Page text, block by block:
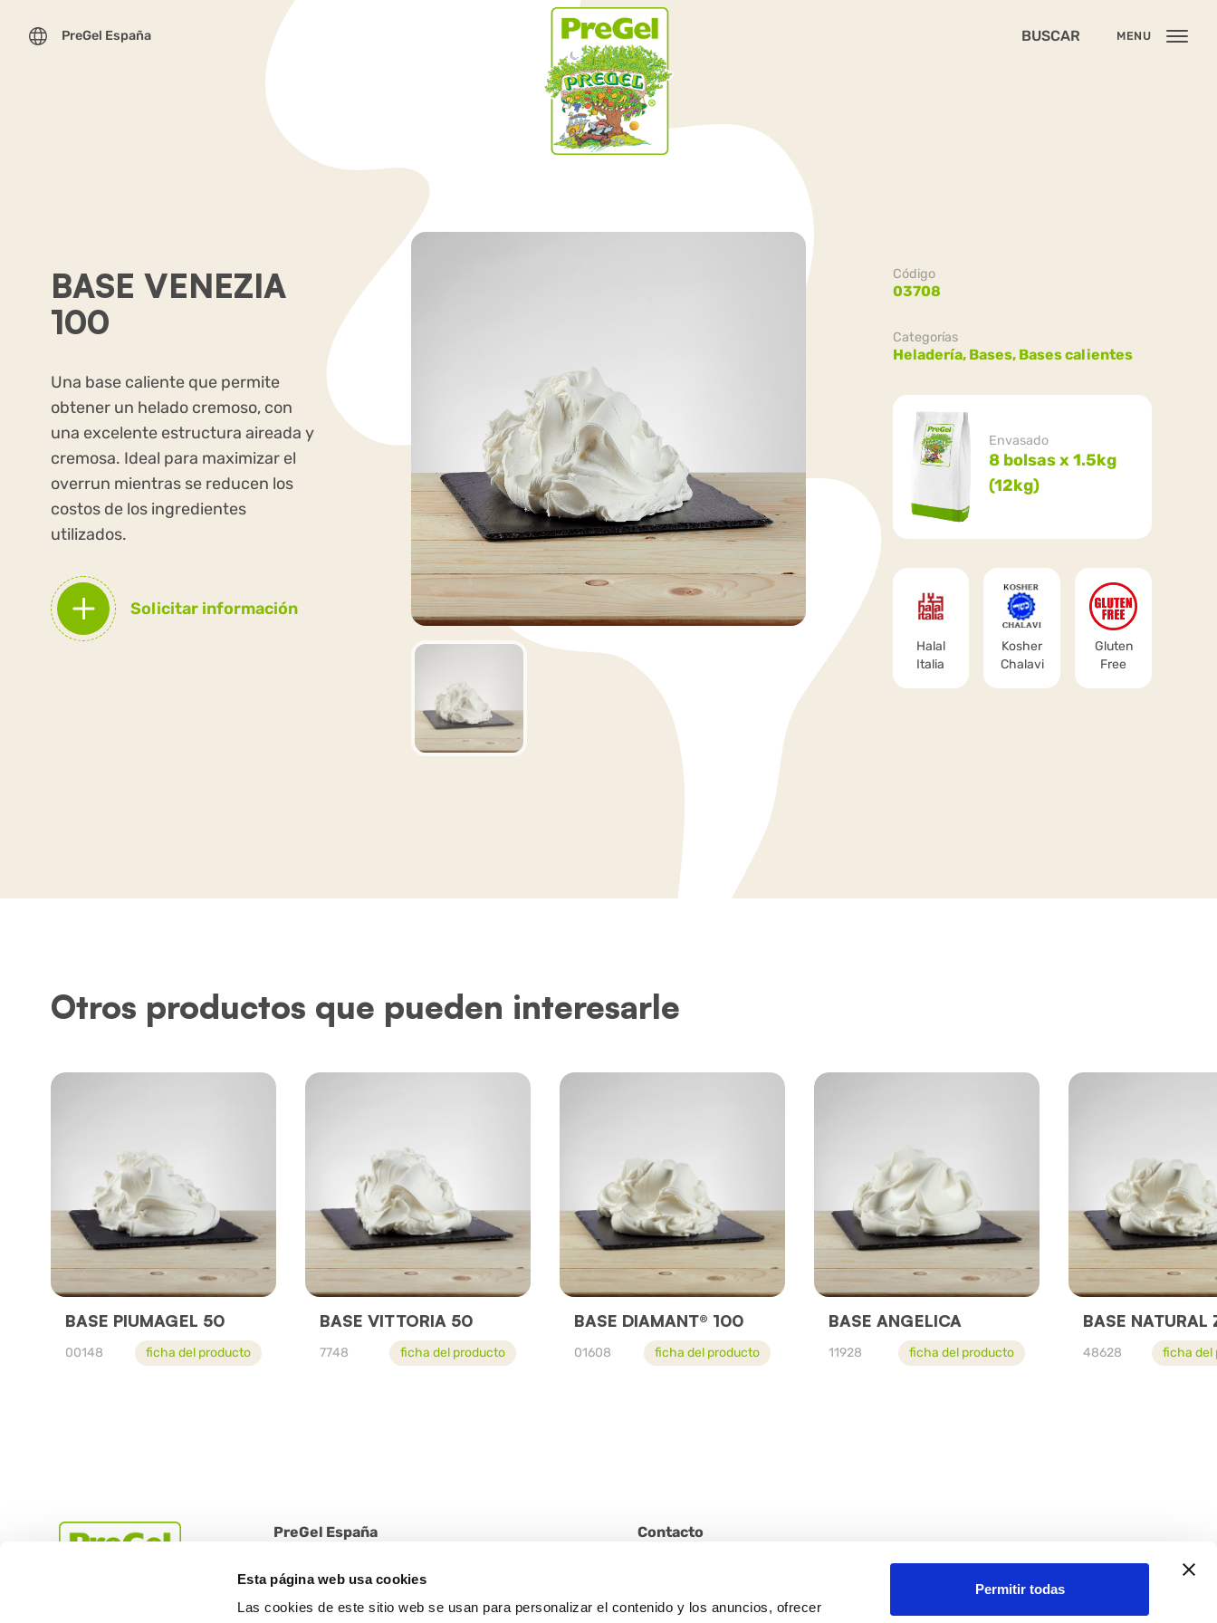
Esta página web usa cookies
Las cookies de este sitio web se usan para personalizar el contenido y los anuncios, ofrecer
Permitir todas
PreGel España BUSCAR MENU
BASE VENEZIA
100
Una base caliente que permite
obtener un helado cremoso, con
una excelente estructura aireada y
cremosa. Ideal para maximizar el
overrun mientras se reducen los
costos de los ingredientes
utilizados.
Solicitar información
Código
03708
Categorías
Heladería, Bases, Bases calientes
Envasado
8 bolsas x 1.5kg
(12kg)
Halal
Italia
Kosher
Chalavi
Gluten
Free
Otros productos que pueden interesarle
BASE PIUMAGEL 50
00148 ficha del producto
BASE VITTORIA 50
7748 ficha del producto
BASE DIAMANT® 100
01608 ficha del producto
BASE ANGELICA
11928 ficha del producto
BASE NATURAL
48628 ficha del
PreGel España
Terrassa (08223 Barcelona)
Contacto
informes o curiosidades.